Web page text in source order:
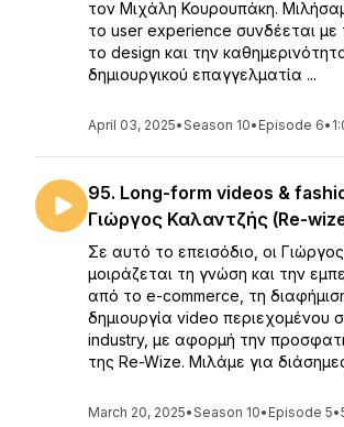
τον Μιχάλη Κουρουπάκη.
το user experience συνδέεται με
το design και την
δημιουργικού επαγγελματία ...
April 03, 2025•Season 10• Episode 6•
95. Long-form videos &
Γιώργος Καλαντζής (Re-
Σε αυτό το επεισόδιο, οι
μοιράζεται τη γνώση και την
από το e-commerce, τη
δημιουργία video περιεχομένου
industry, με αφορμή την
της Re-Wize. Μιλάμε για
March 20, 2025•Season 10• Episode 5•